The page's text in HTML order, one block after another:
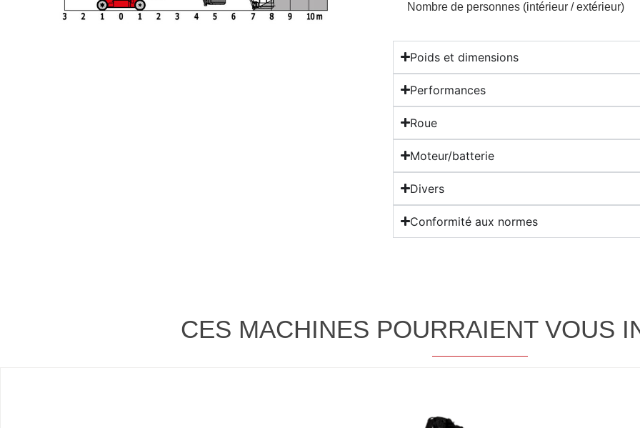
Nombre de personnes (intérieur / extérieur)
Poids et dimensions
Performances
Roue
Moteur/batterie
Divers
Conformité aux normes
CES MACHINES POURRAIENT VOUS